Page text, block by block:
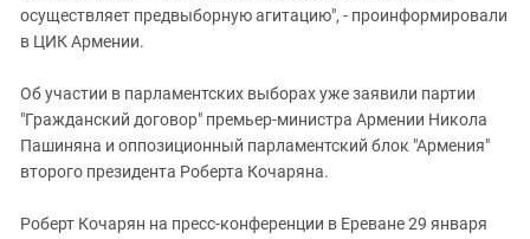
осуществляет предвыборную агитацию", - проинформировали
в ЦИК Армении.
Об участии в парламентских выборах уже заявили партии
"Гражданский договор" премьер-министра Армении Никола
Пашиняна и оппозиционный парламентский блок "Армения"
второго президента Роберта Кочаряна.
Роберт Кочарян на пресс-конференции в Ереване 29 января